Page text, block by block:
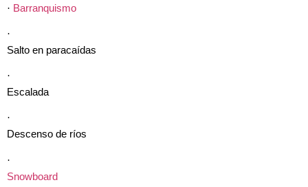
· Barranquismo
·
Salto en paracaídas
·
Escalada
·
Descenso de ríos
·
Snowboard